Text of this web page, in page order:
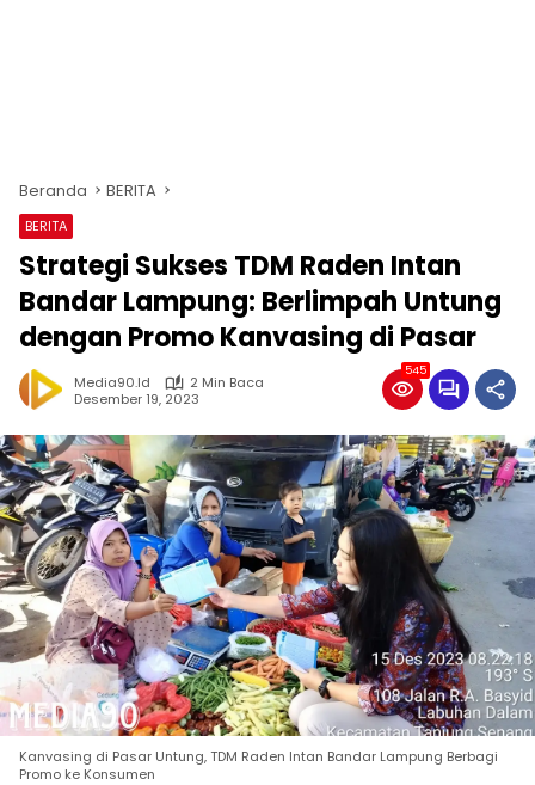
Beranda BERITA
BERITA
Strategi Sukses TDM Raden Intan
Bandar Lampung: Berlimpah Untung
dengan Promo Kanvasing di Pasar
Media90.id
2 Min Baca
Desember 19, 2023
545
Kanvasing di Pasar Untung, TDM Raden Intan Bandar Lampung Berbagi
Promo ke Konsumen